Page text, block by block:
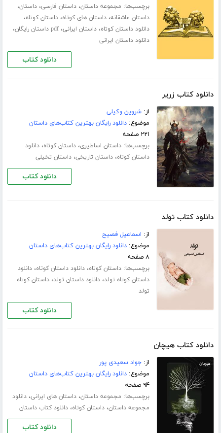
برچسب‌ها: مجموعه داستان،داستان فارسی،داستان،
داستان عاشقانه،داستان های کوتاه،داستان کوتاه،
دانلود داستان کوتاه،داستان ایرانی،pdf داستان رایگان ،
دانلود داستان ایرانی
دانلود کتاب
دانلود کتاب زریر
از:شروین وکیلی
موضوع:دانلود رایگان بهترین کتاب‌های داستان
۲۲۱ صفحه
برچسب‌ها:داستان اساطیری،داستان کوتاه،دانلود
داستان کوتاه،داستان تاریخی،داستان تخیلی
دانلود کتاب
دانلود کتاب تولد
از: اسماعیل فصیح
موضوع:دانلود رایگان بهترین کتاب‌های داستان
۸ صفحه
برچسب‌ها:داستان کوتاه،دانلود داستان کوتاه،دانلود
داستان کوتاه تولد،دانلود داستان تولد،داستان کوتاه
تولد
دانلود کتاب
دانلود کتاب هیچان
از:جواد سعیدی پور
موضوع:دانلود رایگان بهترین کتاب‌های داستان
۹۴ صفحه
برچسب‌ها: مجموعه داستان،داستان های ایرانی،دانلود
مجموعه داستان،داستان کوتاه،دانلود کتاب داستان
دانلود کتاب